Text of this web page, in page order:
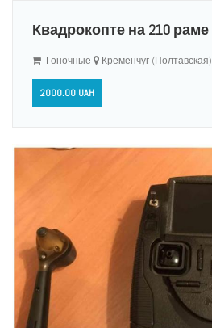
Квадрокопте на 210 раме
Гоночные Кременчуг (Полтавская)
2000.00 UAH